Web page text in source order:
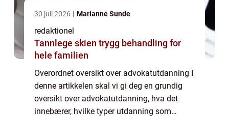
30 juli 2026 Marianne Sunde
redaktionel
Tannlege skien trygg behandling for
hele familien
Overordnet oversikt over advokatutdanning I
denne artikkelen skal vi gi deg en grundig
oversikt over advokatutdanning, hva det
innebærer, hvilke typer utdanning som